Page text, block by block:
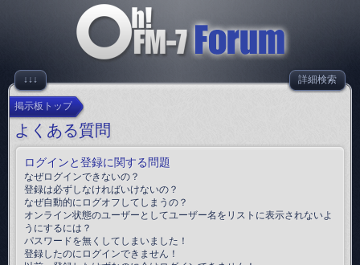
↓↓↓ 詳細検索
掲示板トップ
よくある質問
ログインと登録に関する問題
なぜログインできないの？
登録は必ずしなければいけないの？
なぜ自動的にログオフしてしまうの？
オンライン状態のユーザーとしてユーザー名をリストに表示されないよ
うにするには？
パスワードを無くしてしまいました！
登録したのにログインできません！